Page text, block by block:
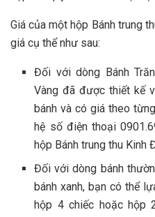
Giá của một hộp Bánh trung
giá cụ thể như sau:
Đối với dòng Bánh
Vàng đã được thiết kế
bánh và có giá theo
hệ số điện thoại
hộp Bánh trung thu Kinh
Đối với dòng bánh
bánh xanh, bạn có thể
hộp 4 chiếc hoặc hộp